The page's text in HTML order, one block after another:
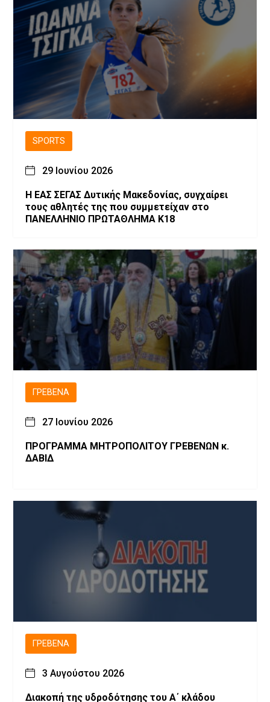
SPORTS
29 Ιουνίου 2026
Η ΕΑΣ ΣΕΓΑΣ Δυτικής Μακεδονίας, συγχαίρει
τους αθλητές της που συμμετείχαν στο
ΠΑΝΕΛΛΗΝΙΟ ΠΡΩΤΑΘΛΗΜΑ Κ18
ΓΡΕΒΕΝΆ
27 Ιουνίου 2026
ΠΡΟΓΡΑΜΜΑ ΜΗΤΡΟΠΟΛΙΤΟΥ ΓΡΕΒΕΝΩΝ κ.
ΔΑΒΙΔ
ΓΡΕΒΕΝΆ
3 Αυγούστου 2026
Διακοπή της υδροδότησης του Α΄ κλάδου